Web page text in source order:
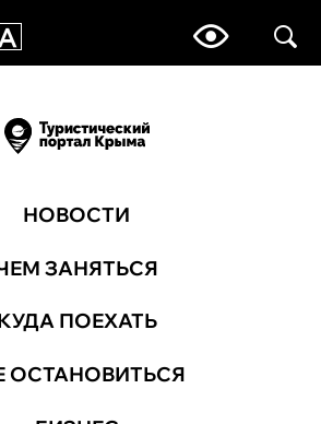
НОВОСТИ
ЗАНЯТЬСЯ
ПОЕХАТЬ
ОСТАНОВИТЬСЯ